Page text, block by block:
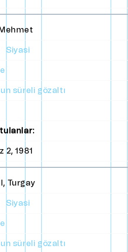
Siyasi
süreli gözaltı
2, 1981
Turgay
Siyasi
süreli gözaltı